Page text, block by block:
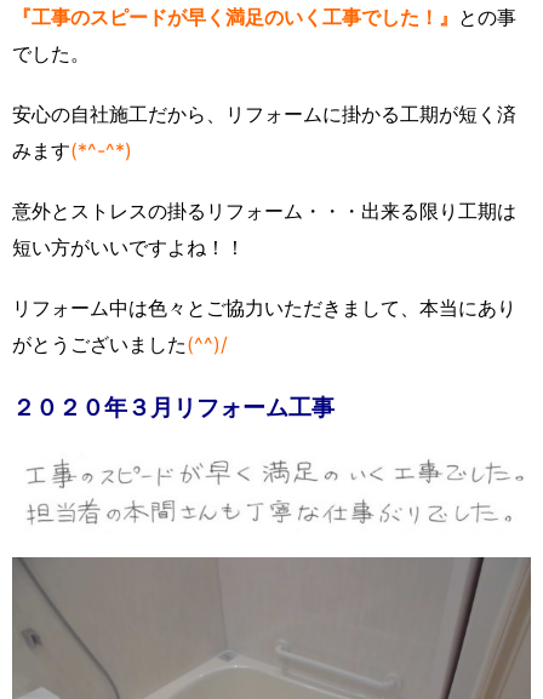
『工事のスピードが早く満足のいく工事でした！』 との事
でした。
安心の自社施工だから、リフォームに掛かる工期が短く済
みます(*^-^*)
意外とストレスの掛るリフォーム・・・出来る限り工期は
短い方がいいですよね！！
リフォーム中は色々とご協力いただきまして、本当にあり
がとうございました(^^)/
２０２０年３月リフォーム工事